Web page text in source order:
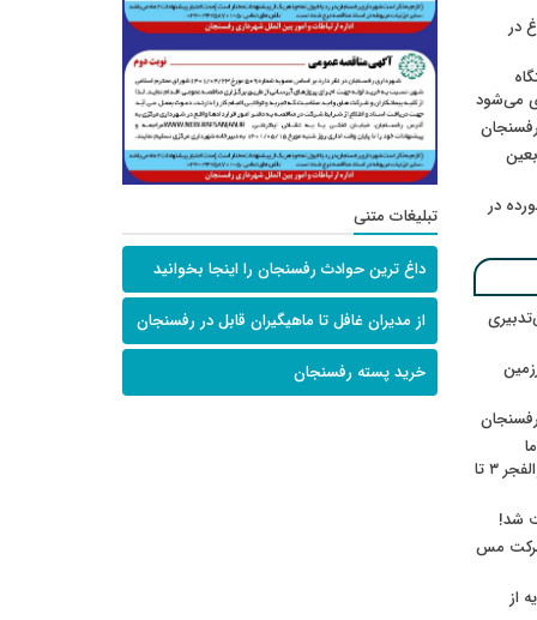
در
می‌شود
در
ننشسته»/ روایت محمد جعفرپور از والفجر ۳ تا
شد!
شرکت مس
از
تبلیغات متنی
داغ ترین حوادث رفسنجان را اینجا بخوانید
از مدیران غافل تا ماهیگیران قابل در رفسنجان
خرید پسته رفسنجان